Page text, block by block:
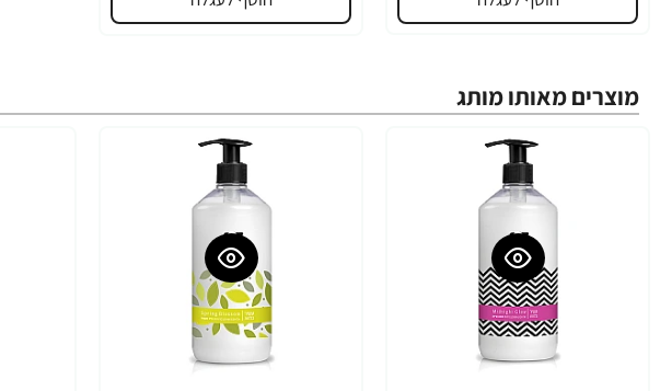
מוצרים מאותו מותג